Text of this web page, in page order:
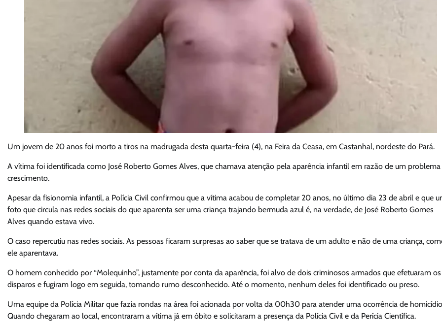
Um jovem de 20 anos foi morto a tiros na madrugada desta quarta-feira (4), na Feira da Ceasa, em Castanhal, nordeste do Pará.
A vítima foi identificada como José Roberto Gomes Alves, que chamava atenção pela aparência infantil em razão de um
crescimento.
Apesar da fisionomia infantil, a Polícia Civil confirmou que a vítima acabou de completar 20 anos, no último dia 23 de abril e que
foto que circula nas redes sociais do que aparenta ser uma criança trajando bermuda azul é, na verdade, de José Roberto Gomes
Alves quando estava vivo.
O caso repercutiu nas redes sociais. As pessoas ficaram surpresas ao saber que se tratava de um adulto e não de uma criança,
ele aparentava.
O homem conhecido por “Molequinho”, justamente por conta da aparência, foi alvo de dois criminosos armados que efetuaram os
disparos e fugiram logo em seguida, tomando rumo desconhecido. Até o momento, nenhum deles foi identificado ou preso.
Uma equipe da Polícia Militar que fazia rondas na área foi acionada por volta da 00h30 para atender uma ocorrência de
Quando chegaram ao local, encontraram a vítima já em óbito e solicitaram a presença da Polícia Civil e da Perícia Científica.